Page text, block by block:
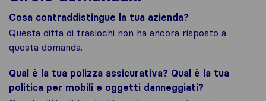
Cosa contraddistingue la tua azienda?
Questa ditta di traslochi non ha ancora risposto a
questa domanda.
Qual è la tua polizza assicurativa? Qual è la tua
politica per mobili e oggetti danneggiati?